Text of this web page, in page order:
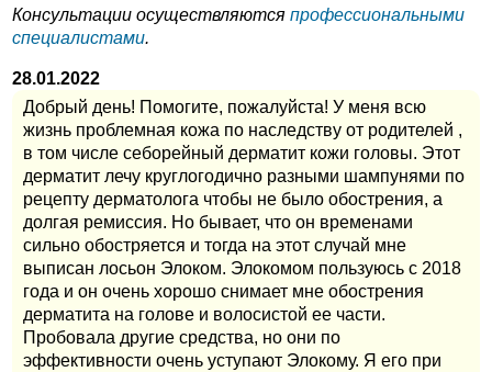
Консультации осуществляются профессиональными
специалистами.
28.01.2022
Добрый день! Помогите, пожалуйста! У меня всю
жизнь проблемная кожа по наследству от родителей ,
в том числе себорейный дерматит кожи головы. Этот
дерматит лечу круглогодично разными шампунями по
рецепту дерматолога чтобы не было обострения, а
долгая ремиссия. Но бывает, что он временами
сильно обостряется и тогда на этот случай мне
выписан лосьон Элоком. Элокомом пользуюсь с 2018
года и он очень хорошо снимает мне обострения
дерматита на голове и волосистой ее части.
Пробовала другие средства, но они по
эффективности очень уступают Элокому. Я его при